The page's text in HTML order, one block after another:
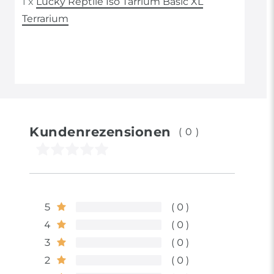
Terrarium
Kundenrezensionen (0)
5
0
4
0
3
0
2
0